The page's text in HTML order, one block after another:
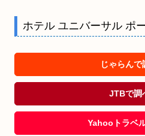
ホテル ユニバーサル ポ
じゃらんで
JTBで調
Yahooトラベ